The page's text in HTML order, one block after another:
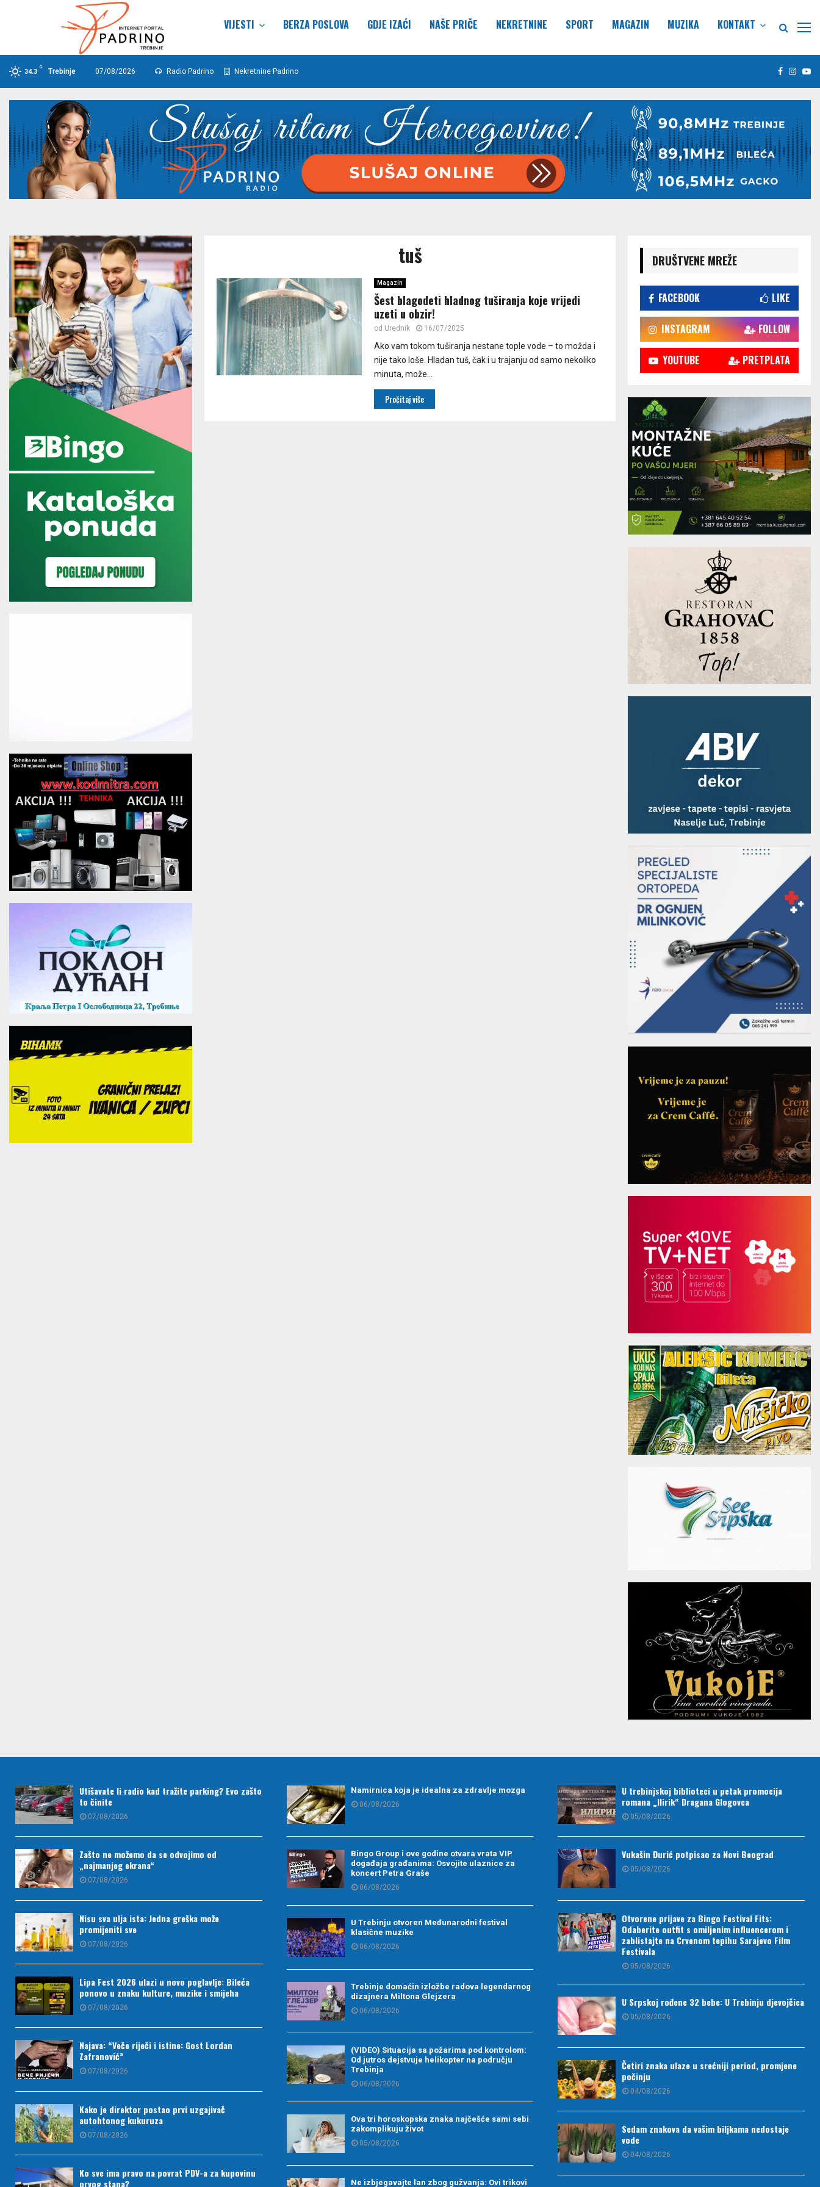
VIJESTI BERZA POSLOVA GDJE IZAĆI NAŠE PRIČE NEKRETNINE SPORT MAGAZIN MUZIKA KONTAKT
34.3
C
Trebinje 07/08/2026 Radio Padrino Nekretnine Padrino Facebook
tuš
Magazin
Šest blagodeti hladnog tuširanja koje vrijedi
uzeti u obzir!
od Urednik 16/07/2025
Ako vam tokom tuširanja nestane tople vode – to možda i
nije tako loše. Hladan tuš, čak i u trajanju od samo nekoliko
minuta, može...
Pročitaj više
DRUŠTVENE MREŽE
FACEBOOK LIKE
INSTAGRAM FOLLOW
YOUTUBE PRETPLATA
Utišavate li radio kad tražite parking? Evo zašto
to činite
07/08/2026
Zašto ne možemo da se odvojimo od
„najmanjeg ekrana“
07/08/2026
Nisu sva ulja ista: Jedna greška može
promijeniti sve
07/08/2026
Lipa Fest 2026 ulazi u novo poglavlje: Bileća
ponovo u znaku kulture, muzike i smijeha
07/08/2026
Najava: “Veče riječi i istine: Gost Lordan
Zafranović”
07/08/2026
Kako je direktor postao prvi uzgajivač
autohtonog kukuruza
07/08/2026
Ko sve ima pravo na povrat PDV-a za kupovinu
prvog stana?
Namirnica koja je idealna za zdravlje mozga
06/08/2026
Bingo Group i ove godine otvara vrata VIP
događaja građanima: Osvojite ulaznice za
koncert Petra Graše
06/08/2026
U Trebinju otvoren Međunarodni festival
klasične muzike
06/08/2026
Trebinje domaćin izložbe radova legendarnog
dizajnera Miltona Glejzera
06/08/2026
(VIDEO) Situacija sa požarima pod kontrolom:
Od jutros dejstvuje helikopter na području
Trebinja
06/08/2026
Ova tri horoskopska znaka najčešće sami sebi
zakomplikuju život
05/08/2026
Ne izbjegavajte lan zbog gužvanja: Ovi trikovi
U trebinjskoj biblioteci u petak promocija
romana „Ilirik“ Dragana Glogovca
05/08/2026
Vukašin Đurić potpisao za Novi Beograd
05/08/2026
Otvorene prijave za Bingo Festival Fits:
Odaberite outfit s omiljenim influencerom i
zablistajte na Crvenom tepihu Sarajevo Film
Festivala
05/08/2026
U Srpskoj rođene 32 bebe: U Trebinju djevojčica
05/08/2026
Četiri znaka ulaze u srećniji period, promjene
počinju
04/08/2026
Sedam znakova da vašim biljkama nedostaje
vode
04/08/2026